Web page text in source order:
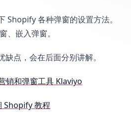
窗及延时, 退出页面前触发 等设置
Shopify 各种弹窗的设置方法。
、嵌入弹窗。
点，会在后面分别讲解。
销和弹窗工具 Klaviyo
Shopify 教程